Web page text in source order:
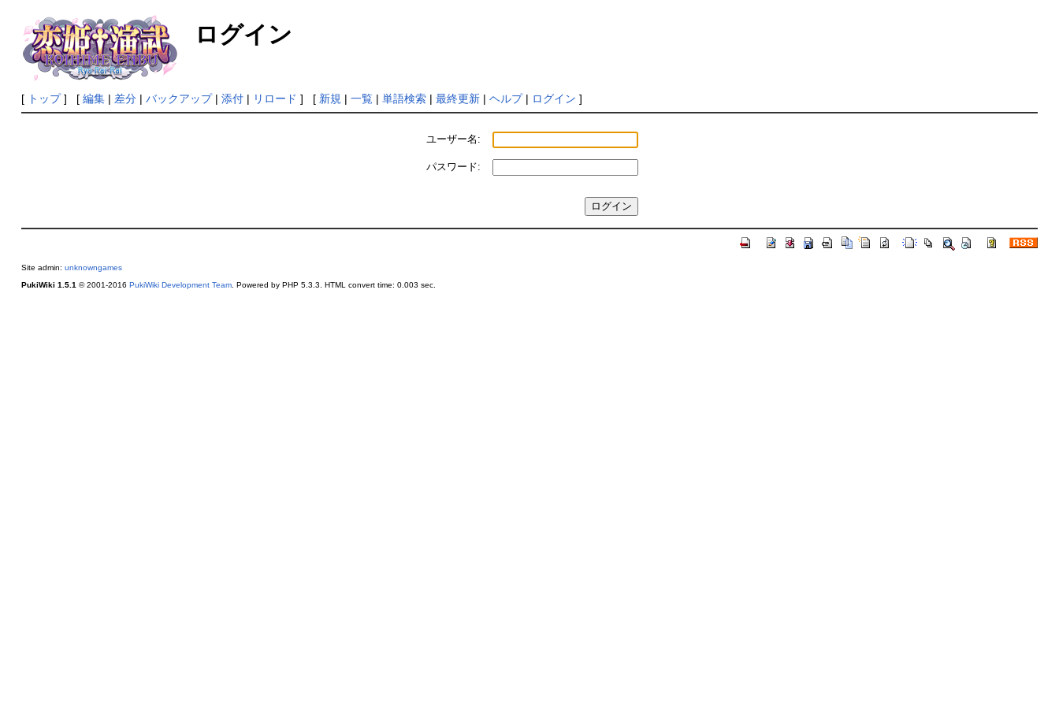
ログイン
[ トップ] [ 編集| 差分| バックアップ| 添付| リロード ] [ 新規 | 一覧| 単語検索| 最終更新| ヘルプ| ログイン ]
ユーザー名:
パスワード:
Site admin: unknowngames
PukiWiki 1.5.1 © 2001-2016 PukiWiki Development Team. Powered by PHP 5.3.3. HTML convert time: 0.003 sec.